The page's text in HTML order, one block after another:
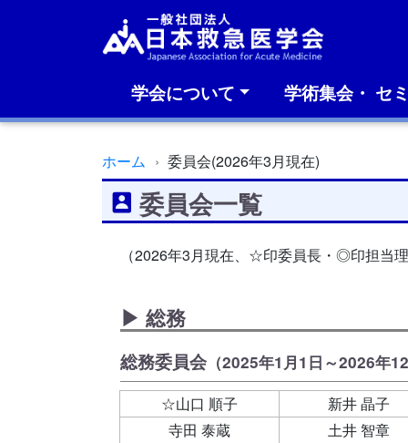
学会について 学術集会・ セ
ホーム 委員会(2026年3月現在)
委員会一覧
（2026年3月現在、☆印委員長・◎印担当
▶ 総務
総務委員会（2025年1月1日～2026年
☆山口 順子
新井 晶子
寺田 泰蔵
土井 智章